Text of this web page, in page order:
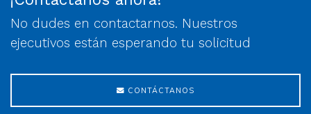
No dudes en contactarnos. Nuestros
ejecutivos están esperando tu solicitud
CONTÁCTANOS